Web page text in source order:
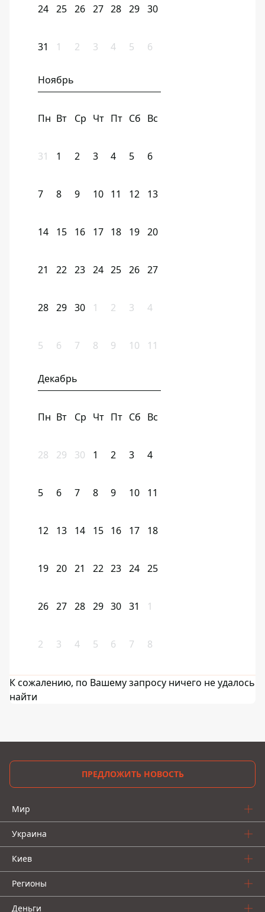
24 25 26 27 28 29 30
31 1 2 3 4 5 6
Ноябрь
Пн Вт Ср Чт Пт Сб Вс
31 1 2 3 4 5 6
7 8 9 10 11 12 13
14 15 16 17 18 19 20
21 22 23 24 25 26 27
28 29 30 1 2 3 4
5 6 7 8 9 10 11
Декабрь
Пн Вт Ср Чт Пт Сб Вс
28 29 30 1 2 3 4
5 6 7 8 9 10 11
12 13 14 15 16 17 18
19 20 21 22 23 24 25
26 27 28 29 30 31 1
2 3 4 5 6 7 8
К сожалению, по Вашему запросу ничего не удалось
найти
ПРЕДЛОЖИТЬ НОВОСТЬ
Мир
Украина
Киев
Регионы
Деньги